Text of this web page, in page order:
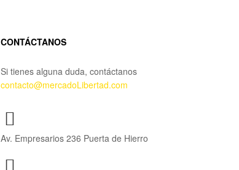
CONTÁCTANOS
Si tienes alguna duda, contáctanos
contacto@mercadoLibertad.com
Av. Empresarios 236 Puerta de Hierro